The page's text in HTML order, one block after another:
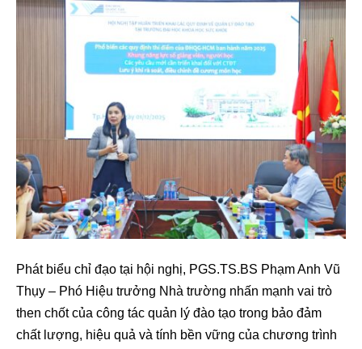
Phát biểu chỉ đạo tại hội nghị, PGS.TS.BS Phạm Anh Vũ
Thụy – Phó Hiệu trưởng Nhà trường nhấn mạnh vai trò
then chốt của công tác quản lý đào tạo trong bảo đảm
chất lượng, hiệu quả và tính bền vững của chương trình